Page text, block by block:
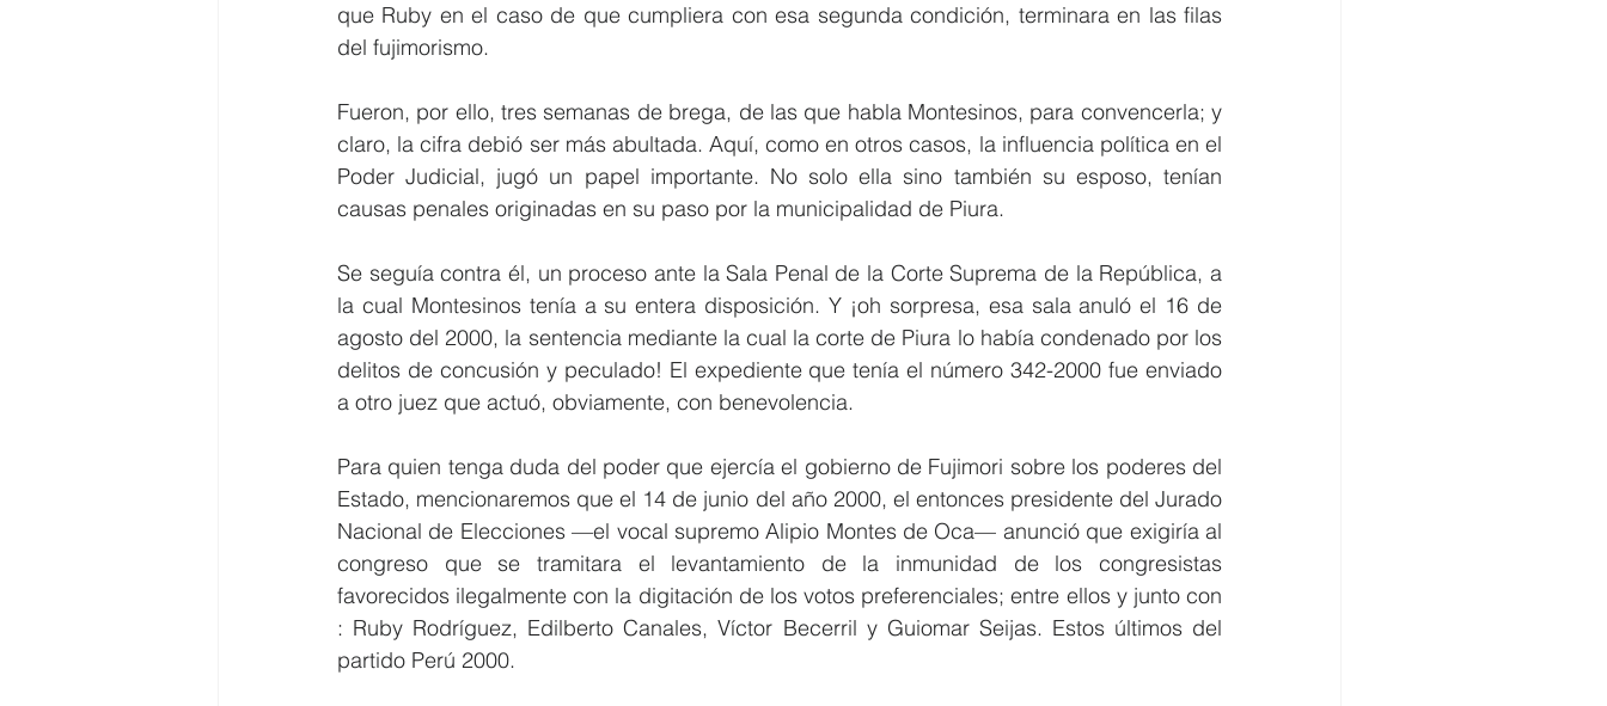
que Ruby en el caso de que cumpliera con esa segunda condición, terminara en las filas
del fujimorismo.
Fueron, por ello, tres semanas de brega, de las que habla Montesinos, para convencerla; y
claro, la cifra debió ser más abultada. Aquí, como en otros casos, la influencia política en el
Poder Judicial, jugó un papel importante. No solo ella sino también su esposo, tenían
causas penales originadas en su paso por la municipalidad de Piura.
Se seguía contra él, un proceso ante la Sala Penal de la Corte Suprema de la República, a
la cual Montesinos tenía a su entera disposición. Y ¡oh sorpresa, esa sala anuló el 16 de
agosto del 2000, la sentencia mediante la cual la corte de Piura lo había condenado por los
delitos de concusión y peculado! El expediente que tenía el número 342-2000 fue enviado
a otro juez que actuó, obviamente, con benevolencia.
Para quien tenga duda del poder que ejercía el gobierno de Fujimori sobre los poderes del
Estado, mencionaremos que el 14 de junio del año 2000, el entonces presidente del Jurado
Nacional de Elecciones —el vocal supremo Alipio Montes de Oca— anunció que exigiría al
congreso que se tramitara el levantamiento de la inmunidad de los congresistas
favorecidos ilegalmente con la digitación de los votos preferenciales; entre ellos y junto con
: Ruby Rodríguez, Edilberto Canales, Víctor Becerril y Guiomar Seijas. Estos últimos del
partido Perú 2000.